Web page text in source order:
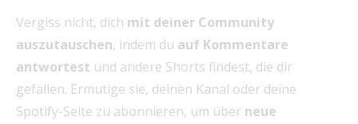
Vergiss nicht, dich mit deiner Community
auszutauschen, indem du auf Kommentare
antwortest und andere Shorts findest, die dir
gefallen. Ermutige sie, deinen Kanal oder deine
Spotify-Seite zu abonnieren, um über neue